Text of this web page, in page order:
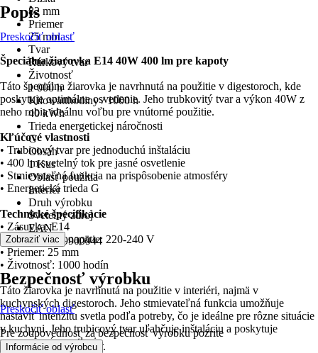
82 mm
Priemer
25 mm
Tvar
Rúrkový tvar
Životnosť
1 000 h
Kilowatthodiny / 1000 h
40 kWh
Trieda energetickej náročnosti
G
Obsah
1 Kus
Oblasť použitia
Interiér
Druh výrobku
Svetelný zdroj
EAN
8595209900944
Popis
Preskočiť oblasť
Špeciálna žiarovka E14 40W 400 lm pre kapoty
Táto špeciálna žiarovka je navrhnutá na použitie v digestoroch, kde
poskytuje optimálne osvetlenie. Jeho trubkovitý tvar a výkon 40W z
neho robia ideálnu voľbu pre vnútorné použitie.
Kľúčové vlastnosti
• Trubicový tvar pre jednoduchú inštaláciu
• 400 lm svetelný tok pre jasné osvetlenie
• Stmievateľná funkcia na prispôsobenie atmosféry
• Energetická trieda G
Technické špecifikácie
• Zásuvka: E14
• Prevádzkové napätie: 220-240 V
• Priemer: 25 mm
• Životnosť: 1000 hodín
Táto žiarovka je navrhnutá na použitie v interiéri, najmä v
kuchynských digestoroch. Jeho stmievateľná funkcia umožňuje
nastaviť intenzitu svetla podľa potreby, čo je ideálne pre rôzne situácie
v kuchyni. Jeho trubicový tvar uľahčuje inštaláciu a poskytuje
rovnomerné osvetlenie.
Zobraziť viac
Bezpečnosť výrobku
Preskočiť oblasť
Pre zodpovednosť za bezpečnosť výrobku pozrite
Informácie od výrobcu .